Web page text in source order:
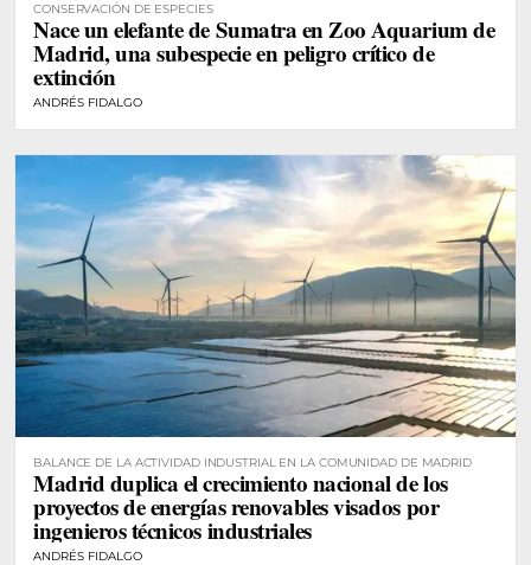
CONSERVACIÓN DE ESPECIES
Nace un elefante de Sumatra en Zoo Aquarium de
Madrid, una subespecie en peligro crítico de
extinción
ANDRÉS FIDALGO
BALANCE DE LA ACTIVIDAD INDUSTRIAL EN LA COMUNIDAD DE MADRID
Madrid duplica el crecimiento nacional de los
proyectos de energías renovables visados por
ingenieros técnicos industriales
ANDRÉS FIDALGO